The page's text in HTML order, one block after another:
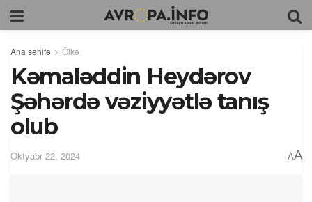
Ana səhifə Ölkə
Kəmaləddin Heydərov
Şəhərdə vəziyyətlə tanış
olub
Oktyabr 22, 2024 AA